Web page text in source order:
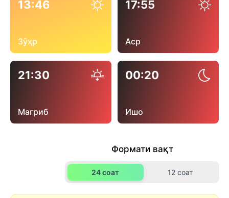
13:46
Зӯҳр
17:55
Аср
21:30
Магриб
00:20
Ишо
Формати вақт
24 соат 12 соат